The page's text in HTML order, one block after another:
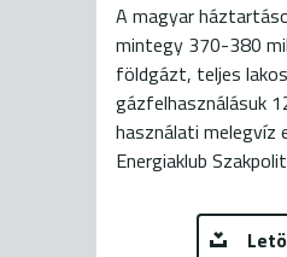
A magyar
mintegy 370-380
földgázt, teljes
gázfelhasználásuk
használati melegvíz
Energiaklub